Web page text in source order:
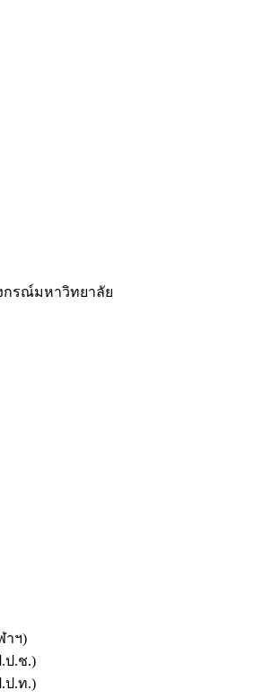
กรณ์มหาวิทยาลัย
าฯ)
ป.ช.)
ป.ท.)